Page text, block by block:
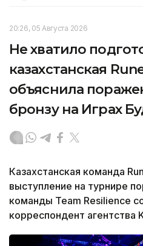
20:26, 05 Августа 2026
Не хватило
казахстанская
объяснила
бронзу на Играх
Казахстанская команда
выступление на турнире
команды Team Resilience
корреспондент агентства